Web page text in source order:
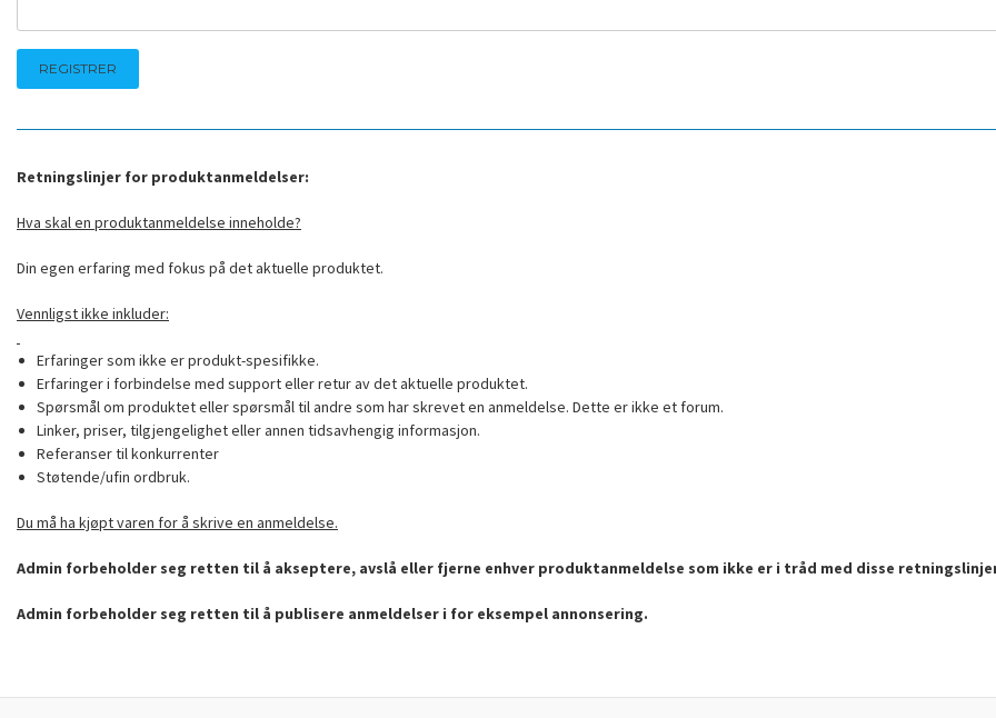
Retningslinjer for produktanmeldelser:
Hva skal en produktanmeldelse inneholde?
Din egen erfaring med fokus på det aktuelle produktet.
Vennligst ikke inkluder:
Erfaringer som ikke er produkt-spesifikke.
Erfaringer i forbindelse med support eller retur av det aktuelle produktet.
Spørsmål om produktet eller spørsmål til andre som har skrevet en anmeldelse. Dette er ikke et forum.
Linker, priser, tilgjengelighet eller annen tidsavhengig informasjon.
Referanser til konkurrenter
Støtende/ufin ordbruk.
Du må ha kjøpt varen for å skrive en anmeldelse.
Admin forbeholder seg retten til å akseptere, avslå eller fjerne enhver produktanmeldelse som ikke er i tråd med disse
Admin forbeholder seg retten til å publisere anmeldelser i for eksempel annonsering.